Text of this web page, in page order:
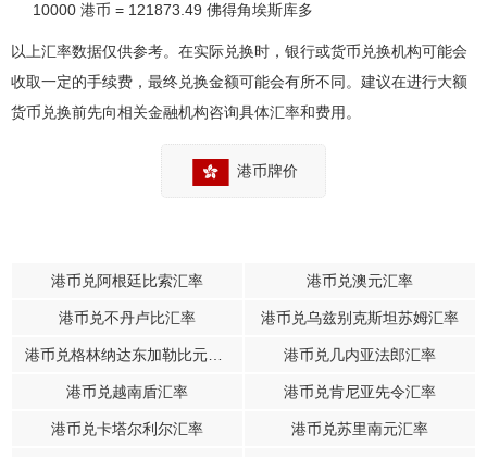
10000 港币 = 121873.49 佛得角埃斯库多
以上汇率数据仅供参考。在实际兑换时，银行或货币兑换机构可能会
收取一定的手续费，最终兑换金额可能会有所不同。建议在进行大额
货币兑换前先向相关金融机构咨询具体汇率和费用。
港币牌价
港币兑阿根廷比索汇率 港币兑澳元汇率
港币兑不丹卢比汇率 港币兑乌兹别克斯坦苏姆汇率
港币兑几内亚法郎汇率
港币兑越南盾汇率 港币兑肯尼亚先令汇率
港币兑卡塔尔利尔汇率 港币兑苏里南元汇率